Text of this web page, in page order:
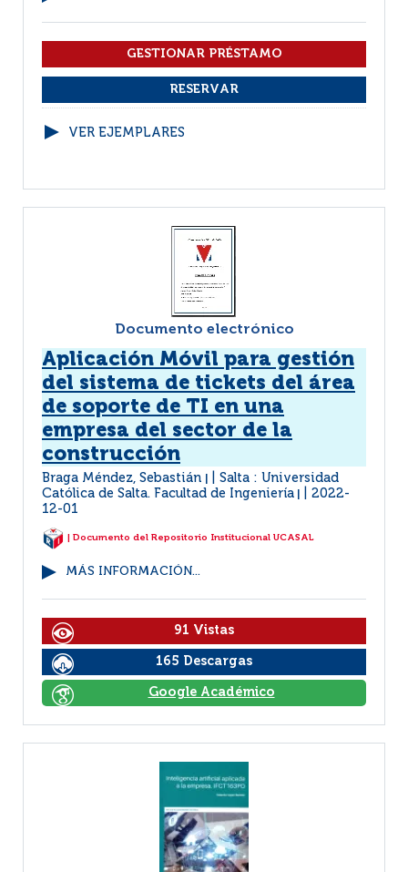
VER EJEMPLARES
Documento electrónico
Aplicación Móvil para gestión
del sistema de tickets del área
de soporte de TI en una
empresa del sector de la
construcción
Braga Méndez, Sebastián
Salta : Universidad
Católica de Salta. Facultad de Ingeniería
2022-
12-01
| Documento del Repositorio Institucional UCASAL
MÁS INFORMACIÓN...
91 Vistas
165 Descargas
Google Académico